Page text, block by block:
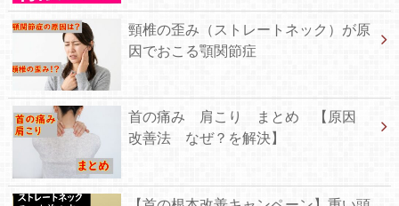
頸椎の歪み（ストレートネック）が原
因でおこる顎関節症
首の痛み 肩こり まとめ 【原因
改善法 なぜ？を解決】